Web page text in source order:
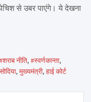
से उबर पाएंगे। ये देखना
नीति, #स्वर्णकान्ता,
, मुख्यमंत्री, हाई कोर्ट